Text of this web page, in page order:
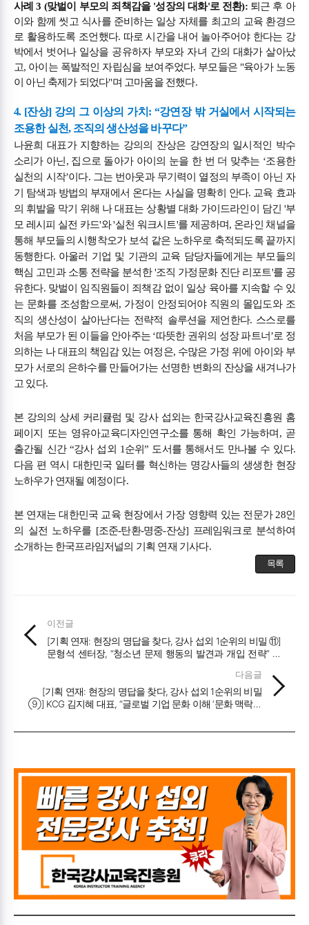
사례 3 (맞벌이 부모의 죄책감을 '성장의 대화'로 전환):퇴근 후 아
이와 함께 씻고 식사를 준비하는 일상 자체를 최고의 교육 환경으
로 활용하도록 조언했다. 따로 시간을 내어 놀아주어야 한다는 강
박에서 벗어나 일상을 공유하자 부모와 자녀 간의 대화가 살아났
고, 아이는 폭발적인 자립심을 보여주었다. 부모들은 "육아가 노동
이 아닌 축제가 되었다"며 고마움을 전했다.
4. [잔상] 강의 그 이상의 가치: “강연장 밖 거실에서 시작되는
조용한 실천, 조직의 생산성을 바꾸다”
나윤희 대표가 지향하는 강의의 잔상은 강연장의 일시적인 박수
소리가 아닌, 집으로 돌아가 아이의 눈을 한 번 더 맞추는 ‘조용한
실천의 시작’이다. 그는 번아웃과 무기력이 열정의 부족이 아닌 자
기 탐색과 방법의 부재에서 온다는 사실을 명확히 안다. 교육 효과
의 휘발을 막기 위해 나 대표는 상황별 대화 가이드라인이 담긴 '부
모 레시피 실전 카드'와 '실천 워크시트'를 제공하며, 온라인 채널을
통해 부모들의 시행착오가 보석 같은 노하우로 축적되도록 끝까지
동행한다. 아울러 기업 및 기관의 교육 담당자들에게는 부모들의
핵심 고민과 소통 전략을 분석한 '조직 가정문화 진단 리포트'를 공
유한다. 맞벌이 임직원들이 죄책감 없이 일상 육아를 지속할 수 있
는 문화를 조성함으로써, 가정이 안정되어야 직원의 몰입도와 조
직의 생산성이 살아난다는 전략적 솔루션을 제언한다. 스스로를
처음 부모가 된 이들을 안아주는 ‘따뜻한 권위의 성장 파트너’로 정
의하는 나 대표의 책임감 있는 여정은, 수많은 가정 위에 아이와 부
모가 서로의 은하수를 만들어가는 선명한 변화의 잔상을 새겨나가
고 있다.
본 강의의 상세 커리큘럼 및 강사 섭외는 한국강사교육진흥원 홈
페이지 또는 영유아교육디자인연구소를 통해 확인 가능하며, 곧
출간될 신간 “강사 섭외 1순위” 도서를 통해서도 만나볼 수 있다.
다음 편 역시 대한민국 일터를 혁신하는 명강사들의 생생한 현장
노하우가 연재될 예정이다.
본 연재는 대한민국 교육 현장에서 가장 영향력 있는 전문가 28인
의 실전 노하우를 [조준-탄환-명중-잔상] 프레임워크로 분석하여
소개하는 한국프라임저널의 기획 연재 기사다.
목록
이전글
[기획 연재: 현장의 명답을 찾다, 강사 섭외 1순위의 비밀 ⑪]
문형석 센터장, “청소년 문제 행동의 발견과 개입 전략” 통
다음글
[기획 연재: 현장의 명답을 찾다, 강사 섭외 1순위의 비밀
⑨] KCG 김지혜 대표, “글로벌 기업 문화 이해 ‘문화 맥락적